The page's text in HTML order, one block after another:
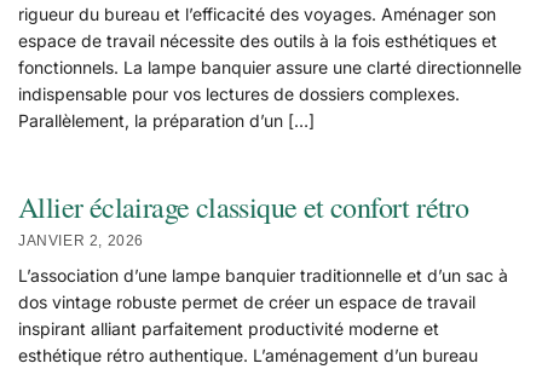
rigueur du bureau et l’efficacité des voyages. Aménager son
espace de travail nécessite des outils à la fois esthétiques et
fonctionnels. La lampe banquier assure une clarté directionnelle
indispensable pour vos lectures de dossiers complexes.
Parallèlement, la préparation d’un […]
Allier éclairage classique et confort rétro
JANVIER 2, 2026
L’association d’une lampe banquier traditionnelle et d’un sac à
dos vintage robuste permet de créer un espace de travail
inspirant alliant parfaitement productivité moderne et
esthétique rétro authentique. L’aménagement d’un bureau